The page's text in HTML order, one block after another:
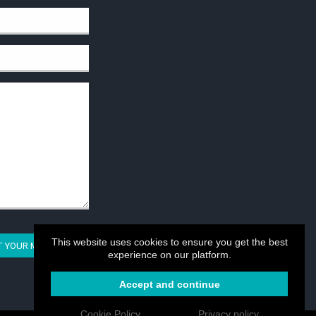
YOUR MESSAGEThis website uses cookies to ensure you get the best
experience on our platform.
Accept and continue